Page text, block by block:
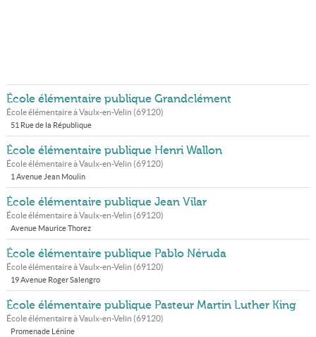
École élémentaire publique Grandclément
École élémentaire àVaulx-en-Velin (69120)
51 Rue de la République
École élémentaire publique Henri Wallon
École élémentaire àVaulx-en-Velin (69120)
1 Avenue Jean Moulin
École élémentaire publique Jean Vilar
École élémentaire àVaulx-en-Velin (69120)
Avenue Maurice Thorez
École élémentaire publique Pablo Néruda
École élémentaire àVaulx-en-Velin (69120)
19 Avenue Roger Salengro
École élémentaire publique Pasteur Martin Luther King
École élémentaire àVaulx-en-Velin (69120)
Promenade Lénine